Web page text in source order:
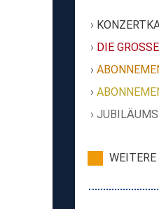
DIE GROSSE
WEITERE